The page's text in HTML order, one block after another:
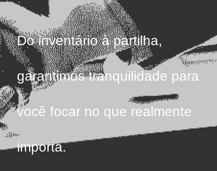
Do inventário à partilha,
garantimos tranquilidade para
você focar no que realmente
importa.